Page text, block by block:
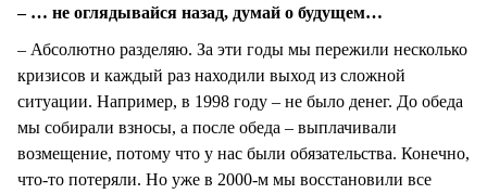
– … не оглядывайся назад, думай о будущем…
– Абсолютно разделяю. За эти годы мы пережили несколько
кризисов и каждый раз находили выход из сложной
ситуации. Например, в 1998 году – не было денег. До обеда
мы собирали взносы, а после обеда – выплачивали
возмещение, потому что у нас были обязательства. Конечно,
что-то потеряли. Но уже в 2000-м мы восстановили все